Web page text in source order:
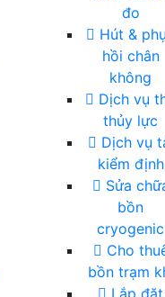
đo
Hút &
hồi chân
không
Dịch vụ
thủy lực
Dịch vụ
kiểm định
Sửa
bồn
cryogenic
Cho
bồn trạm
Lắp đặt